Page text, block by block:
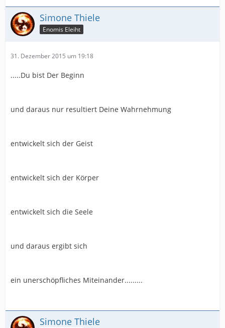
Simone Thiele
Enomis Eleiht
31. Dezember 2015 um 19:18
.....Du bist Der Beginn
und daraus nur resultiert Deine Wahrnehmung
entwickelt sich der Geist
entwickelt sich der Körper
entwickelt sich die Seele
und daraus ergibt sich
ein unerschöpfliches Miteinander.........
Simone Thiele